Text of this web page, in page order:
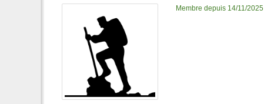
Membre depuis 14/11/2025